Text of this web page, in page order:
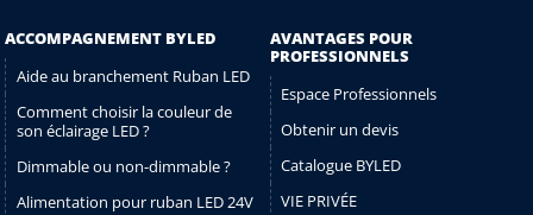
ACCOMPAGNEMENT BYLED
Aide au branchement Ruban LED
Comment choisir la couleur de
son éclairage LED ?
Dimmable ou non-dimmable ?
Alimentation pour ruban LED 24V
AVANTAGES POUR
PROFESSIONNELS
Espace Professionnels
Obtenir un devis
Catalogue BYLED
VIE PRIVÉE